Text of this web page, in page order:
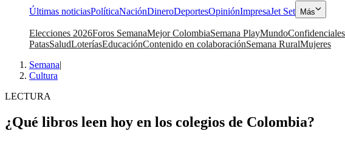
Últimas noticiasPolíticaNaciónDineroDeportesOpiniónImpresaJet Set Más
Elecciones 2026Foros SemanaMejor ColombiaSemana PlayMundoConfidenciales
PatasSaludLoteríasEducaciónContenido en colaboraciónSemana RuralMujeres
Semana|
Cultura
LECTURA
¿Qué libros leen hoy en los colegios de Colombia?